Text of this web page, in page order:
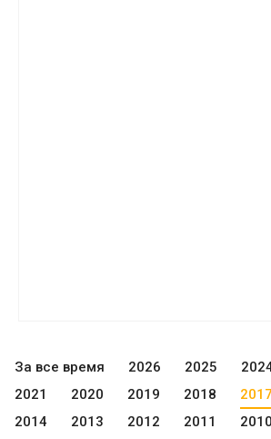
За все время 2026 2025
2021
2020 2019 2018 2017
2014
2013 2012 2011 2010